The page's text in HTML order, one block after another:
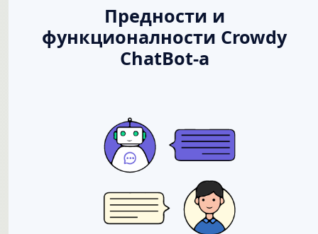
Предности и
функционалности Crowdy
ChatBot-а